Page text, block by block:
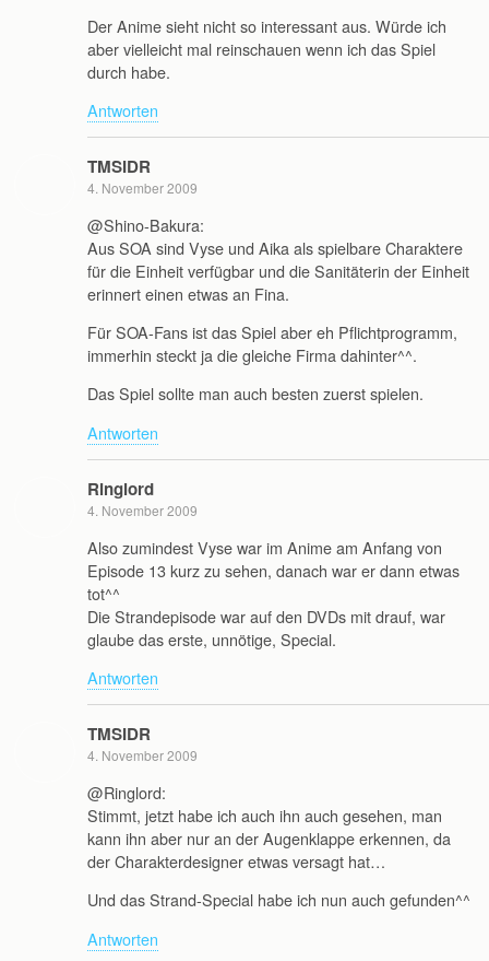
Der Anime sieht nicht so interessant aus. Würde ich
aber vielleicht mal reinschauen wenn ich das Spiel
durch habe.
Antworten
TMSIDR
4. November 2009
@Shino-Bakura:
Aus SOA sind Vyse und Aika als spielbare Charaktere
für die Einheit verfügbar und die Sanitäterin der Einheit
erinnert einen etwas an Fina.
Für SOA-Fans ist das Spiel aber eh Pflichtprogramm,
immerhin steckt ja die gleiche Firma dahinter^^.
Das Spiel sollte man auch besten zuerst spielen.
Antworten
Ringlord
4. November 2009
Also zumindest Vyse war im Anime am Anfang von
Episode 13 kurz zu sehen, danach war er dann etwas
tot^^
Die Strandepisode war auf den DVDs mit drauf, war
glaube das erste, unnötige, Special.
Antworten
TMSIDR
4. November 2009
@Ringlord:
Stimmt, jetzt habe ich auch ihn auch gesehen, man
kann ihn aber nur an der Augenklappe erkennen, da
der Charakterdesigner etwas versagt hat…
Und das Strand-Special habe ich nun auch gefunden^^
Antworten